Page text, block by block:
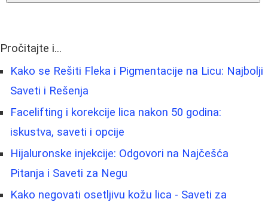
Pročitajte i...
Kako se Rešiti Fleka i Pigmentacije na Licu: Najbolji
Saveti i Rešenja
Facelifting i korekcije lica nakon 50 godina:
iskustva, saveti i opcije
Hijaluronske injekcije: Odgovori na Najčešća
Pitanja i Saveti za Negu
Kako negovati osetljivu kožu lica - Saveti za